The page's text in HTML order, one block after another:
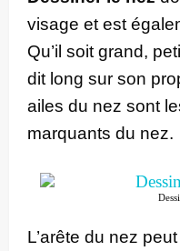
visage et est
Qu’il soit grand,
dit long sur son
ailes du nez sont
marquants du nez.
L’arête du nez